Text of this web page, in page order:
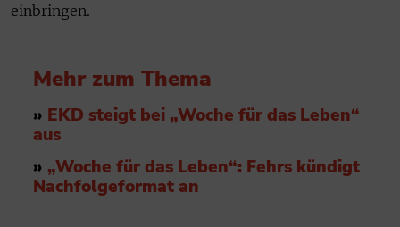
einbringen.
Mehr zum Thema
» EKD steigt bei „Woche für das Leben“
aus
» „Woche für das Leben“: Fehrs kündigt
Nachfolgeformat an